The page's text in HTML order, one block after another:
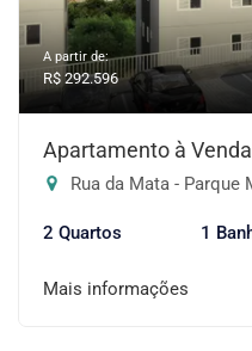
A partir de:
R$ 292.596
Apartamento à
Rua da Mata - Parque
2 Quartos 1
Mais informações